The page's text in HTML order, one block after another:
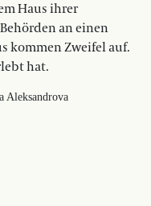
Haus ihrer
an einen
kommen Zweifel auf.
hat.
Aleksandrova